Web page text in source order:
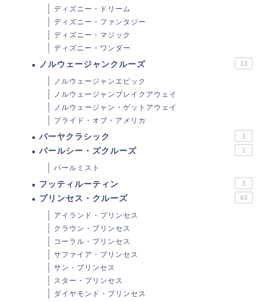
ディズニー・ドリーム
ディズニー・ファンタジー
ディズニー・マジック
ディズニー・ワンダー
ノルウェージャンクルーズ 13
ノルウェージャンエピック
ノルウェージャンブレイクアウェイ
ノルウェージャン・ゲットアウェイ
プライド・オブ・アメリカ
バーヤクラシック 1
パールシー・ズクルーズ 1
パールミスト
フッティルーティン 3
プリンセス・クルーズ 63
アイランド・プリンセス
クラウン・プリンセス
コーラル・プリンセス
サファイア・プリンセス
サン・プリンセス
スター・プリンセス
ダイヤモンド・プリンセス